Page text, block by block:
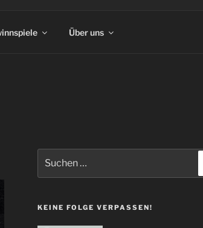
Über uns
nach:
KEINE FOLGE VERPASSEN!